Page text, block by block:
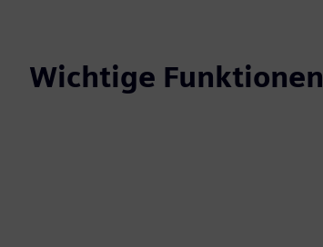
Wichtige Funktionen